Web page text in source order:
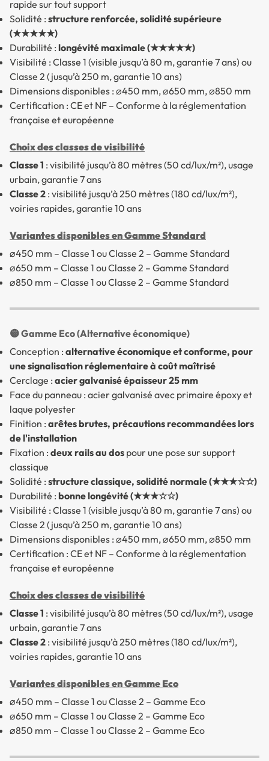
rapide sur tout support
Solidité : structure renforcée, solidité supérieure
(★★★★★)
Durabilité : longévité maximale (★★★★★)
Visibilité : Classe 1 (visible jusqu’à 80 m, garantie 7 ans) ou
Classe 2 (jusqu’à 250 m, garantie 10 ans)
Dimensions disponibles : ⌀450 mm, ⌀650 mm, ⌀850 mm
Certification : CE et NF – Conforme à la réglementation
française et européenne
Choix des classes de visibilité
Classe 1 : visibilité jusqu’à 80 mètres (50 cd/lux/m²), usage
urbain, garantie 7 ans
Classe 2 : visibilité jusqu’à 250 mètres (180 cd/lux/m²),
voiries rapides, garantie 10 ans
Variantes disponibles en Gamme Standard
⌀450 mm – Classe 1 ou Classe 2 – Gamme Standard
⌀650 mm – Classe 1 ou Classe 2 – Gamme Standard
⌀850 mm – Classe 1 ou Classe 2 – Gamme Standard
🟡 Gamme Eco (Alternative économique)
Conception : alternative économique et conforme, pour
une signalisation réglementaire à coût maîtrisé
Cerclage : acier galvanisé épaisseur 25 mm
Face du panneau : acier galvanisé avec primaire époxy et
laque polyester
Finition : arêtes brutes, précautions recommandées lors
de l'installation
Fixation : deux rails au dos pour une pose sur support
classique
Solidité : structure classique, solidité normale (★★★☆☆)
Durabilité : bonne longévité (★★★☆☆)
Visibilité : Classe 1 (visible jusqu’à 80 m, garantie 7 ans) ou
Classe 2 (jusqu’à 250 m, garantie 10 ans)
Dimensions disponibles : ⌀450 mm, ⌀650 mm, ⌀850 mm
Certification : CE et NF – Conforme à la réglementation
française et européenne
Choix des classes de visibilité
Classe 1 : visibilité jusqu’à 80 mètres (50 cd/lux/m²), usage
urbain, garantie 7 ans
Classe 2 : visibilité jusqu’à 250 mètres (180 cd/lux/m²),
voiries rapides, garantie 10 ans
Variantes disponibles en Gamme Eco
⌀450 mm – Classe 1 ou Classe 2 – Gamme Eco
⌀650 mm – Classe 1 ou Classe 2 – Gamme Eco
⌀850 mm – Classe 1 ou Classe 2 – Gamme Eco